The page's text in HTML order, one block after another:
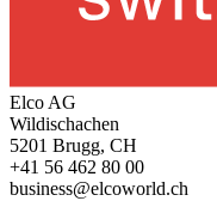
Elco AG
Wildischachen
5201 Brugg, CH
+41 56 462 80 00
business@elcoworld.ch